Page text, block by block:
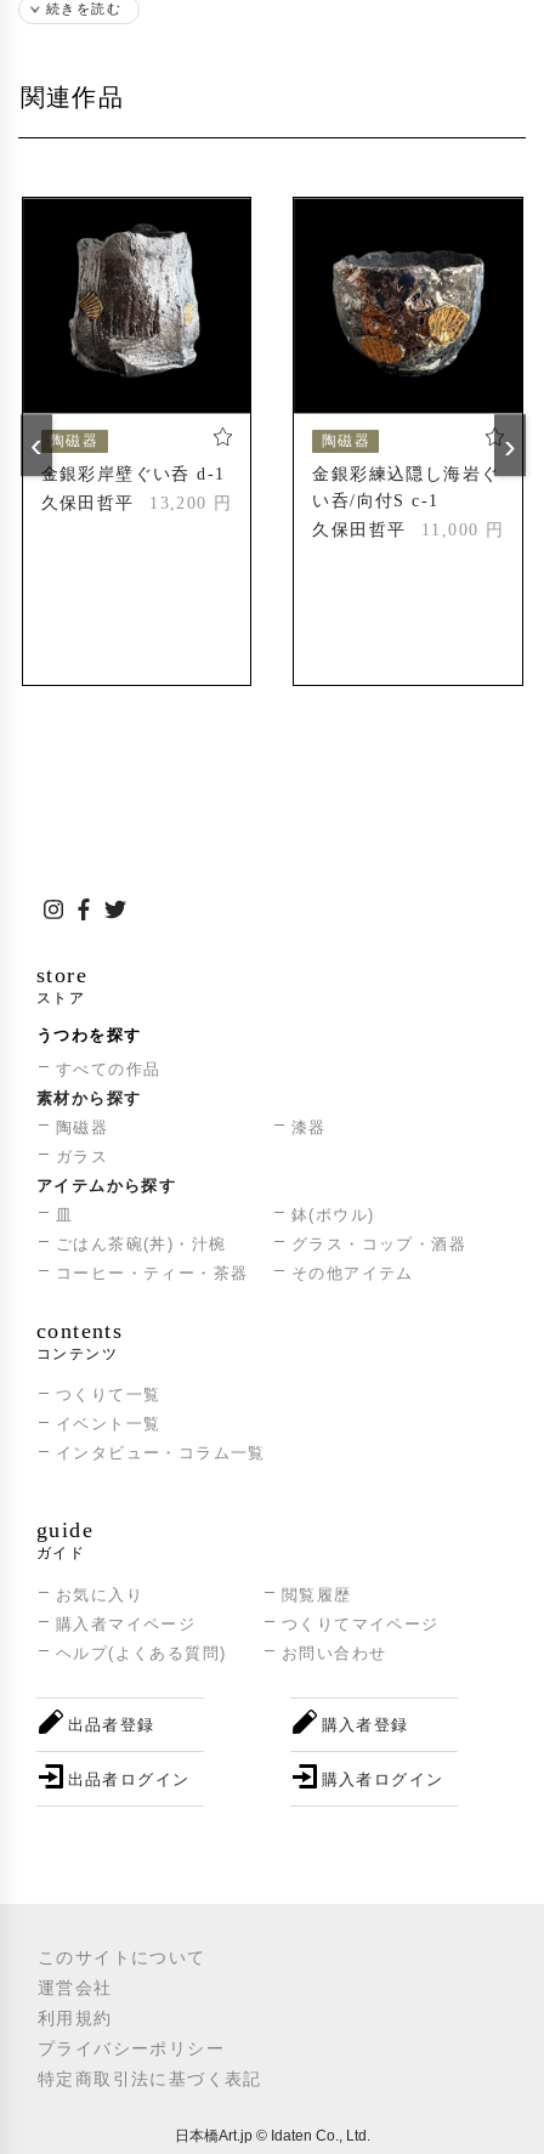
2005年 佐賀県美術協会展 入選
2006年 佐賀県総文祭 入賞
続きを読む
関連作品
陶磁器
金銀彩岸壁ぐい呑 d-1
久保田哲平
13,200 円
陶磁器
金銀彩練込隠し海岩ぐ
い呑/向付S c-1
久保田哲平
11,000 円
‹ ›
store
ストア
うつわを探す
すべての作品
素材から探す
陶磁器
漆器
ガラス
アイテムから探す
皿
鉢(ボウル)
ごはん茶碗(丼)・汁椀
グラス・コップ・酒器
コーヒー・ティー・茶器
その他アイテム
contents
コンテンツ
つくりて一覧
イベント一覧
インタビュー・コラム一覧
guide
ガイド
お気に入り
閲覧履歴
購入者マイページ
つくりてマイページ
ヘルプ(よくある質問)
お問い合わせ
出品者登録
出品者ログイン
購入者登録
購入者ログイン
このサイトについて
運営会社
利用規約
プライバシーポリシー
特定商取引法に基づく表記
日本橋Art.jp © Idaten Co., Ltd.